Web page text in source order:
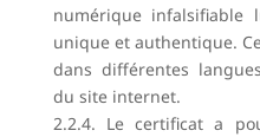
numérique infalsifiable
unique et authentique.
dans différentes
du site internet.
2.2.4. Le certificat a